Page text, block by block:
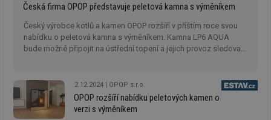
Česká firma OPOP představuje peletová kamna s výměníkem
Český výrobce kotlů a kamen OPOP rozšíří v příštím roce svou
nabídku o peletová kamna s výměníkem. Kamna LP6 AQUA
bude možné připojit na ústřední topení a jejich provoz sledovat
2.12.2024 OPOP s.r.o.
OPOP rozšíří nabídku peletových kamen o
verzi s výměníkem